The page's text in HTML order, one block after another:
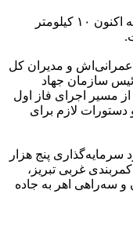
پیمانکار طرح نیز در این جلسه اعلام کرد که اکنون ۱۰ کیلومتر
عمرانی‌اش و مدیران کل
سازمان جهاد
مسیر اجرای فاز اول
دستورات لازم برای
سرمایه‌گذاری پنج هزار
کمربندی غربی تبریز،
و سه‌راهی اهر به جاده